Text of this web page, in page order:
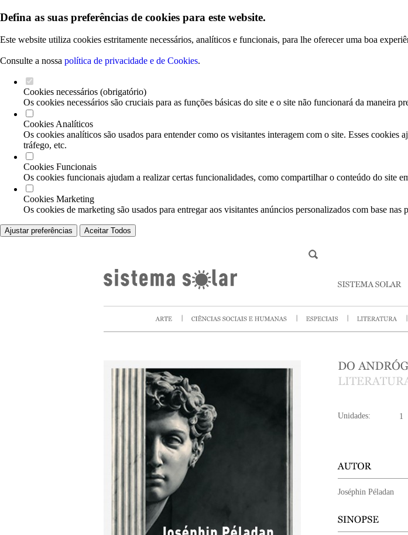
Defina as suas preferências de cookies para este website.
Este website utiliza cookies estritamente necessários, analíticos e funcionais, para lhe oferecer uma boa
Consulte a nossa política de privacidade e de Cookies.
Cookies necessários (obrigatório)
Os cookies necessários são cruciais para as funções básicas do site e o site não funcionará da maneira
Cookies Analíticos
Os cookies analíticos são usados para entender como os visitantes interagem com o site. Esses
tráfego, etc.
Cookies Funcionais
Os cookies funcionais ajudam a realizar certas funcionalidades, como compartilhar o conteúdo do site
Cookies Marketing
Os cookies de marketing são usados para entregar aos visitantes anúncios personalizados com base
Ajustar preferências Aceitar Todos
Unidades:
Joséphin Péladan